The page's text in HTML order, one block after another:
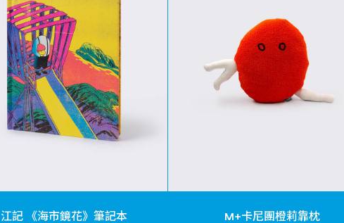
江記 《海市鏡花》筆記本 M+卡尼團橙莉靠枕